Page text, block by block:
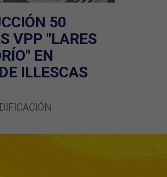
50
VPP "LARES
EN
ILLESCAS